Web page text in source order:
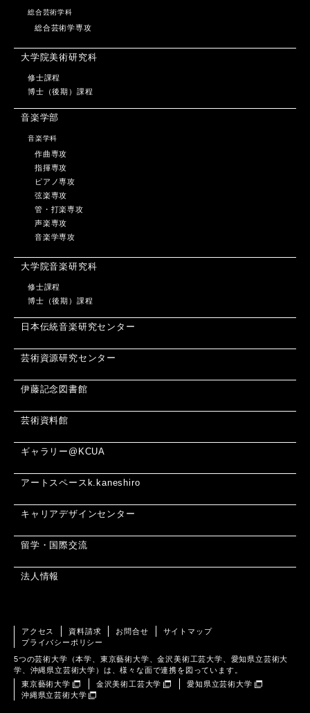
総合芸術学科
総合芸術学専攻
大学院美術研究科
修士課程
博士（後期）課程
音楽学部
音楽学科
作曲専攻
指揮専攻
ピアノ専攻
弦楽専攻
管・打楽専攻
声楽専攻
音楽学専攻
大学院音楽研究科
修士課程
博士（後期）課程
日本伝統音楽研究センター
芸術資源研究センター
伊藤記念図書館
芸術資料館
ギャラリー@KCUA
アートスペースk.kaneshiro
キャリアデザインセンター
留学・国際交流
法人情報
アクセス 資料請求 お問合せ
サイトマップ
プライバシーポリシー
5つの芸術大学（本学、東京藝術大学、金沢美術工芸大学、愛知県立芸術大
学、沖縄県立芸術大学）は、様々な面で連携を図っています。
東京藝術大学
金沢美術工芸大学
愛知県立芸術大学
沖縄県立芸術大学